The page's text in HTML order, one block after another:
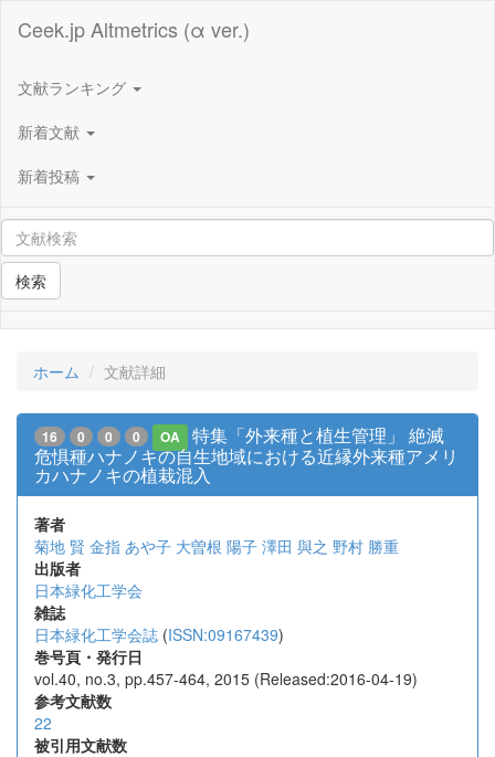
Ceek.jp Altmetrics (α ver.)
文献ランキング
新着文献
新着投稿
検索
ホーム 文献詳細
16 0 0 0 OA
特集「外来種と植生管理」 絶滅
危惧種ハナノキの自生地域における近縁外来種アメリ
カハナノキの植栽混入
著者
菊地 賢 金指 あや子 大曽根 陽子 澤田 與之 野村 勝重
出版者
日本緑化工学会
雑誌
日本緑化工学会誌 (ISSN:09167439)
巻号頁・発行日
vol.40, no.3, pp.457-464, 2015 (Released:2016-04-19)
参考文献数
22
被引用文献数